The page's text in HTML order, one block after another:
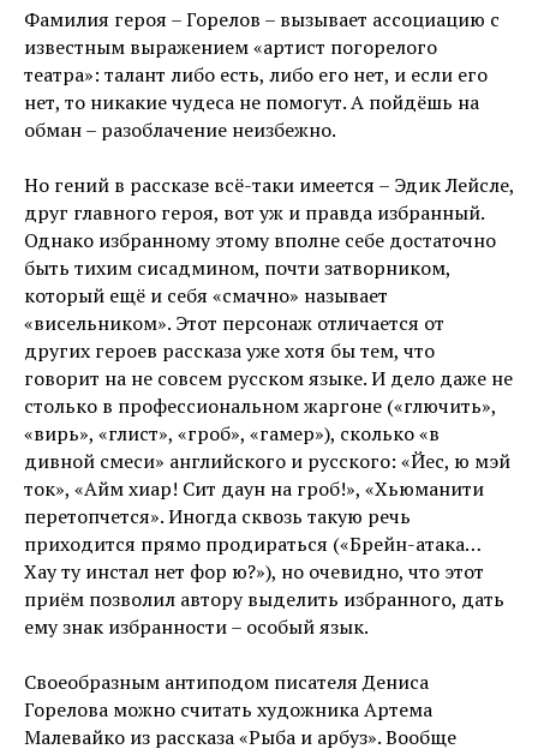
Фамилия героя – Горелов – вызывает ассоциацию с
известным выражением «артист погорелого
театра»: талант либо есть, либо его нет, и если его
нет, то никакие чудеса не помогут. А пойдёшь на
обман – разоблачение неизбежно.
Но гений в рассказе всё-таки имеется – Эдик Лейсле,
друг главного героя, вот уж и правда избранный.
Однако избранному этому вполне себе достаточно
быть тихим сисадмином, почти затворником,
который ещё и себя «смачно» называет
«висельником». Этот персонаж отличается от
других героев рассказа уже хотя бы тем, что
говорит на не совсем русском языке. И дело даже не
столько в профессиональном жаргоне («глючить»,
«вирь», «глист», «гроб», «гамер»), сколько «в
дивной смеси» английского и русского: «Йес, ю мэй
ток», «Айм хиар! Сит даун на гроб!», «Хьюманити
перетопчется». Иногда сквозь такую речь
приходится прямо продираться («Брейн-атака…
Хау ту инстал нет фор ю?»), но очевидно, что этот
приём позволил автору выделить избранного, дать
ему знак избранности – особый язык.
Своеобразным антиподом писателя Дениса
Горелова можно считать художника Артема
Малевайко из рассказа «Рыба и арбуз». Вообще